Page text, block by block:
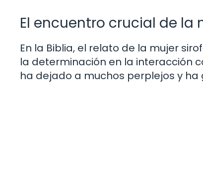
El encuentro crucial de la
En la Biblia, el relato de la mujer
la determinación en la interacción
ha dejado a muchos perplejos y